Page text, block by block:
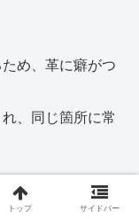
め、革に癖がつ
、同じ箇所に常
トップ サイドバー